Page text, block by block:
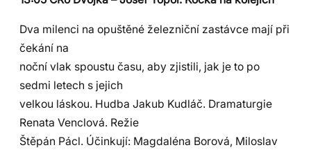
Dva milenci na opuštěné železniční zastávce mají při
čekání na
noční vlak spoustu času, aby zjistili, jak je to po
sedmi letech s jejich
velkou láskou. Hudba Jakub Kudláč. Dramaturgie
Renata Venclová. Režie
Štěpán Pácl. Účinkují: Magdaléna Borová, Miloslav